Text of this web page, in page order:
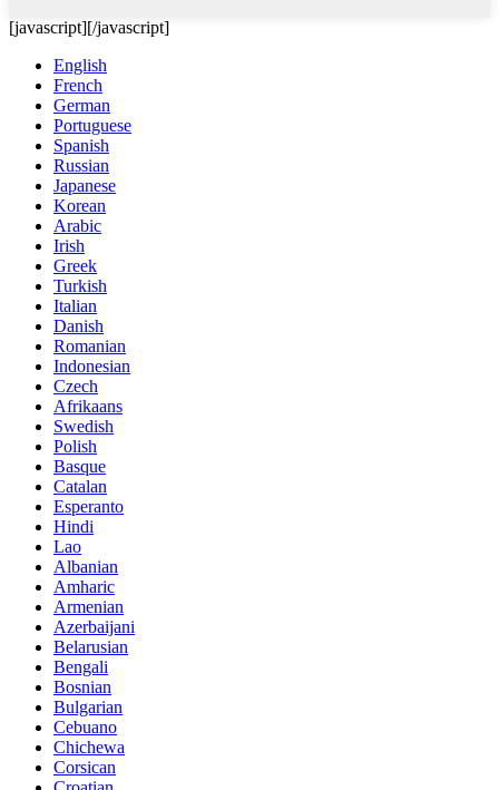
[javascript][/javascript]
English
French
German
Portuguese
Spanish
Russian
Japanese
Korean
Arabic
Irish
Greek
Turkish
Italian
Danish
Romanian
Indonesian
Czech
Afrikaans
Swedish
Polish
Basque
Catalan
Esperanto
Hindi
Lao
Albanian
Amharic
Armenian
Azerbaijani
Belarusian
Bengali
Bosnian
Bulgarian
Cebuano
Chichewa
Corsican